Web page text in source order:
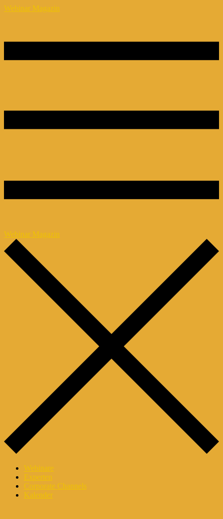
Webinar Magazin
Webinar Magazin
Webinare
Experten
Corporate Channels
Kalender